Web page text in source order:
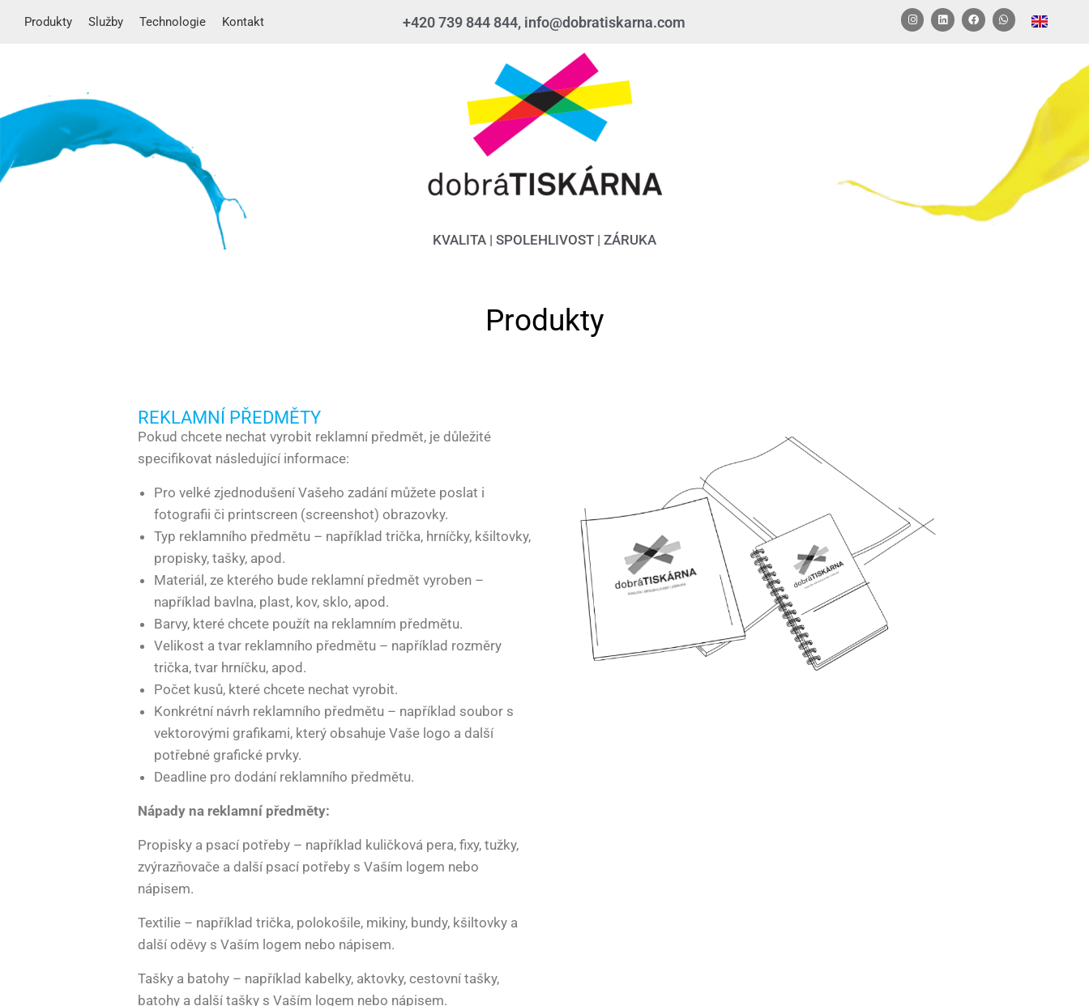
Produkty Služby Technologie Kontakt +420 739 844 844, info@dobratiskarna.com
KVALITA | SPOLEHLIVOST | ZÁRUKA
Produkty
REKLAMNÍ PŘEDMĚTY
Pokud chcete nechat vyrobit reklamní předmět, je důležité
specifikovat následující informace:
Pro velké zjednodušení Vašeho zadání můžete poslat i
fotografii či printscreen (screenshot) obrazovky.
Typ reklamního předmětu – například trička, hrníčky, kšiltovky,
propisky, tašky, apod.
Materiál, ze kterého bude reklamní předmět vyroben –
například bavlna, plast, kov, sklo, apod.
Barvy, které chcete použít na reklamním předmětu.
Velikost a tvar reklamního předmětu – například rozměry
trička, tvar hrníčku, apod.
Počet kusů, které chcete nechat vyrobit.
Konkrétní návrh reklamního předmětu – například soubor s
vektorovými grafikami, který obsahuje Vaše logo a další
potřebné grafické prvky.
Deadline pro dodání reklamního předmětu.
Nápady na reklamní předměty:
Propisky a psací potřeby – například kuličková pera, fixy, tužky,
zvýrazňovače a další psací potřeby s Vaším logem nebo
nápisem.
Textilie – například trička, polokošile, mikiny, bundy, kšiltovky a
další oděvy s Vaším logem nebo nápisem.
Tašky a batohy – například kabelky, aktovky, cestovní tašky,
batohy a další tašky s Vaším logem nebo nápisem.